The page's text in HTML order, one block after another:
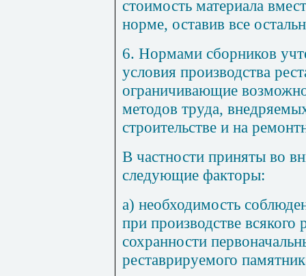
стоимость материала
норме, оставив все
6. Нормами сборников
условия производства
ограничивающие
методов труда,
строительстве и на
В частности приняты во
следующие факторы:
а) необходимость
при производстве всякого
сохранности
реставрируемого